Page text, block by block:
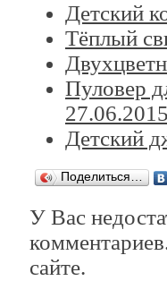
Детский
Тёплый
Пуловер
27.06.2015
Детский
Поделиться…
У Вас
сайте.